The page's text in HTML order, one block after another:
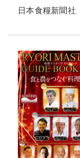
日本食糧新聞社